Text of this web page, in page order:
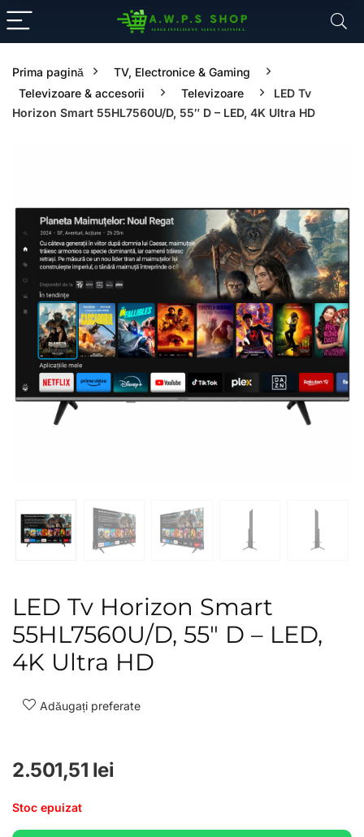
Prima pagină
TV, Electronice & Gaming
Televizoare & accesorii
Televizoare
LED Tv
Horizon Smart 55HL7560U/D, 55″ D – LED, 4K Ultra HD
LED Tv Horizon Smart
55HL7560U/D, 55″ D – LED,
4K Ultra HD
Adăugați preferate
2.501,51 lei
Stoc epuizat